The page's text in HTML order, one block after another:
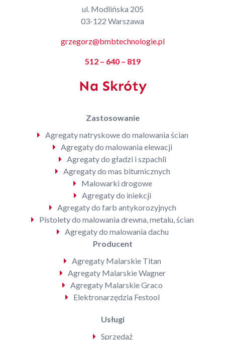
ul. Modlińska 205
03-122 Warszawa
grzegorz@bmbtechnologie.pl
512 – 640 – 819
Na Skróty
Zastosowanie
Agregaty natryskowe do malowania ścian
Agregaty do malowania elewacji
Agregaty do gładzi i szpachli
Agregaty do mas bitumicznych
Malowarki drogowe
Agregaty do iniekcji
Agregaty do farb antykorozyjnych
Pistolety do malowania drewna, metalu, ścian
Agregaty do malowania dachu
Producent
Agregaty Malarskie Titan
Agregaty Malarskie Wagner
Agregaty Malarskie Graco
Elektronarzędzia Festool
Usługi
Sprzedaż